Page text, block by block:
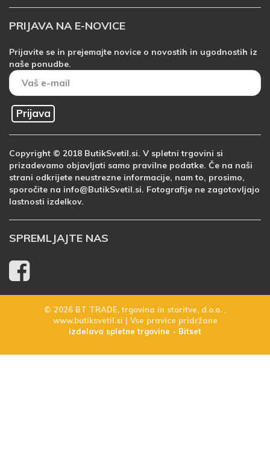
PRIJAVA NA E-NOVICE
Prijavite se in prejemajte novice o novostih in ugodnostih iz
naše ponudbe.
Prijava
Copyright © 2018 ButikSvetil.si. V spletni trgovini si
prizadevamo objavljati samo pravilne podatke. Če na naši
strani odkrijete neustrezne informacije, nam to, prosimo,
sporočite na info@ButikSvetil.si. Fotografije ne zagotovljajo
lastnosti izdelkov.
SPREMLJAJTE NAS
© 2026 BT TRADE, trgovina in storitve, d.o.o. ,
www.butiksvetil.si | Vse pravice pridržane
izdelava spletne trgovine - Bitset